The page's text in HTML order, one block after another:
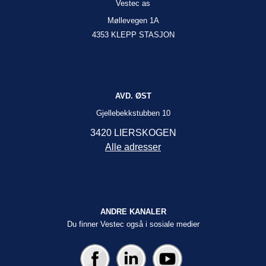
Vestec as
Møllevegen 1A
4353 KLEPP STASJON
AVD. ØST
Gjellebekkstubben 10
3420 LIERSKOGEN
Alle adresser
ANDRE KANALER
Du finner Vestec også i sosiale medier